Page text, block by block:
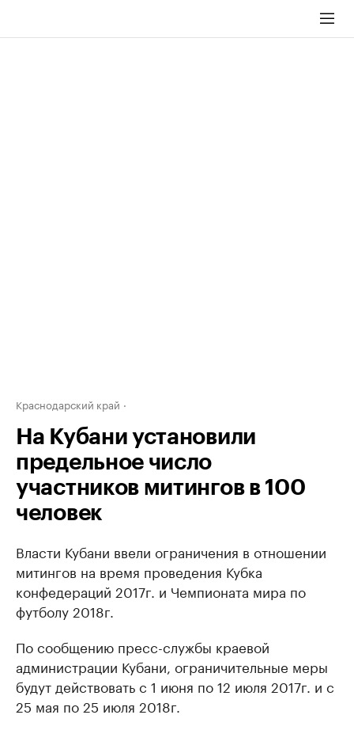
Краснодарский край
На Кубани установили
предельное число
участников митингов в 100
человек
Власти Кубани ввели ограничения в отношении
митингов на время проведения Кубка
конфедераций 2017г. и Чемпионата мира по
футболу 2018г.
По сообщению пресс-службы краевой
администрации Кубани, ограничительные меры
будут действовать с 1 июня по 12 июля 2017г. и с
25 мая по 25 июля 2018г.